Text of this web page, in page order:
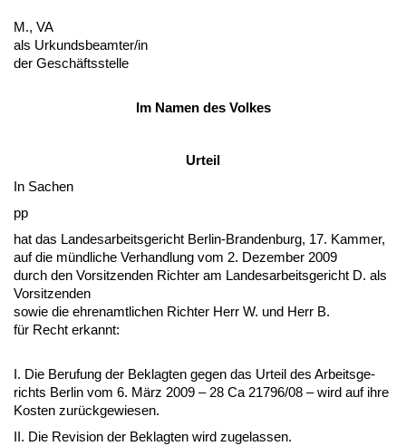
M., VA
als Ur­kunds­be­am­ter/in
der Geschäfts­stel­le
Im Na­men des Vol­kes
Ur­teil
In Sa­chen
pp
hat das Lan­des­ar­beits­ge­richt Ber­lin-Bran­den­burg, 17. Kam­mer,
auf die münd­li­che Ver­hand­lung vom 2. De­zem­ber 2009
durch den Vor­sit­zen­den Rich­ter am Lan­des­ar­beits­ge­richt D. als
Vor­sit­zen­den
so­wie die eh­ren­amt­li­chen Rich­ter Herr W. und Herr B.
für Recht er­kannt:
I. Die Be­ru­fung der Be­klag­ten ge­gen das Ur­teil des Ar­beits­ge­
richts Ber­lin vom 6. März 2009 – 28 Ca 21796/08 – wird auf ih­re
Kos­ten zurück­ge­wie­sen.
II. Die Re­vi­si­on der Be­klag­ten wird zu­ge­las­sen.